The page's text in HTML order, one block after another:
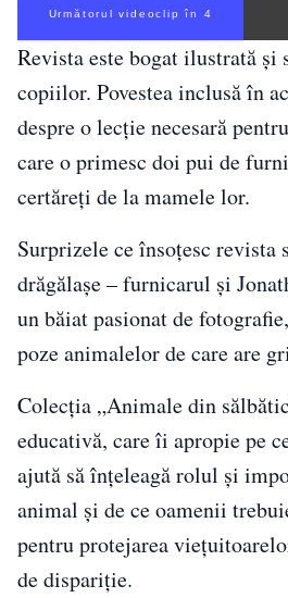
Următorul videoclip în 4
Revista este bogat ilustrată și
copiilor. Povestea inclusă în
despre o lecție necesară
care o primesc doi pui de
certăreți de la mamele lor.
Surprizele ce însoțesc revista
drăgălașe – furnicarul și
un băiat pasionat de
poze animalelor de care are
Colecția „Animale din
educativă, care îi apropie pe
ajută să înțeleagă rolul și
animal și de ce oamenii
pentru protejarea
de dispariție.